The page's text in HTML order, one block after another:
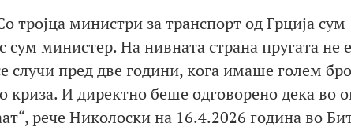
тројца министри за транспорт од Грција сум
сум министер. На нивната страна пругата не
случи пред две години, кога имаше голем
И директно беше одговорено дека во
рече Николоски на 16.4.2026 година во